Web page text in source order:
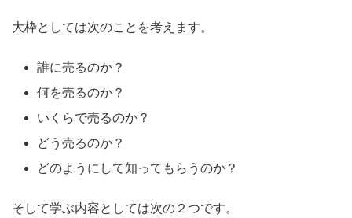
大枠としては次のことを考えます。
誰に売るのか？
何を売るのか？
いくらで売るのか？
どう売るのか？
どのようにして知ってもらうのか？
そして学ぶ内容としては次の２つです。